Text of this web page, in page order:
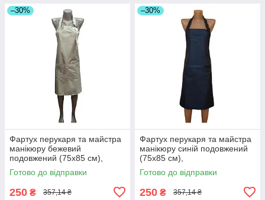
–30%
Фартух перукаря та майстра
манікюру бежевий
подовжений (75х85 см),
водовідштовхувальний, без
принта
Готово до відправки
250 ₴ 357,14 ₴
–30%
Фартух перукаря та майстра
манікюру синій подовжений
(75х85 см),
водовідштовхувальний,
професійний
Готово до відправки
250 ₴ 357,14 ₴